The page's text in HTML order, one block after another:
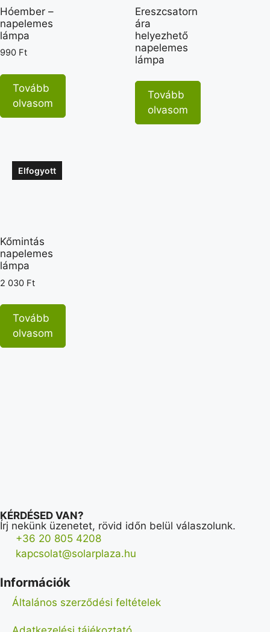
Hóember –
napelemes
lámpa
990 Ft
Tovább
olvasom
Ereszcsatorn
ára
helyezhető
napelemes
lámpa
Tovább
olvasom
Elfogyott
Kőmintás
napelemes
lámpa
2 030 Ft
Tovább
olvasom
KÉRDÉSED VAN?
Írj nekünk üzenetet, rövid időn belül válaszolunk.
+36 20 805 4208
kapcsolat@solarplaza.hu
Információk
Általános szerződési feltételek